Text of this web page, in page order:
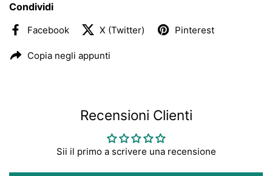
Condividi
Facebook X (Twitter) Pinterest
Copia negli appunti
Recensioni Clienti
Sii il primo a scrivere una recensione